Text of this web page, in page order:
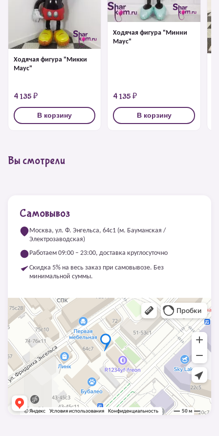
Ходячая фигура "Микки
Маус"
4 135 ₽
В корзину
Ходячая фигура "Минни
Маус"
4 135 ₽
В корзину
Вы смотрели
Самовывоз
Москва, ул. Ф. Энгельса, 64с1 (м. Бауманская /
Электрозаводская)
Работаем 09:00 – 23:00, доставка круглосуточно
Скидка 5% на весь заказ при самовывозе. Без
минимальной суммы.